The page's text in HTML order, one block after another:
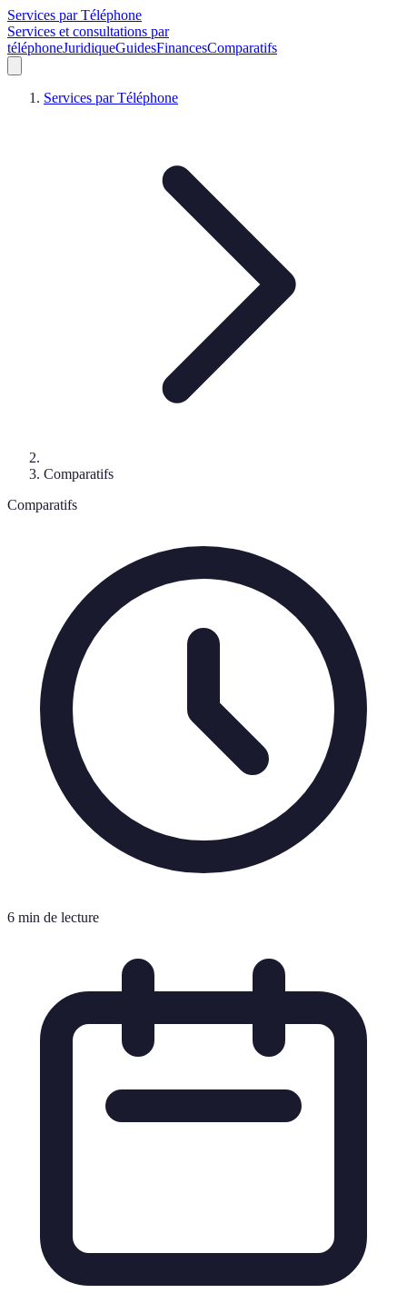
Services par Téléphone
Services et consultations par
téléphoneJuridiqueGuidesFinancesComparatifs
Services par Téléphone
Comparatifs
Comparatifs
6 min de lecture